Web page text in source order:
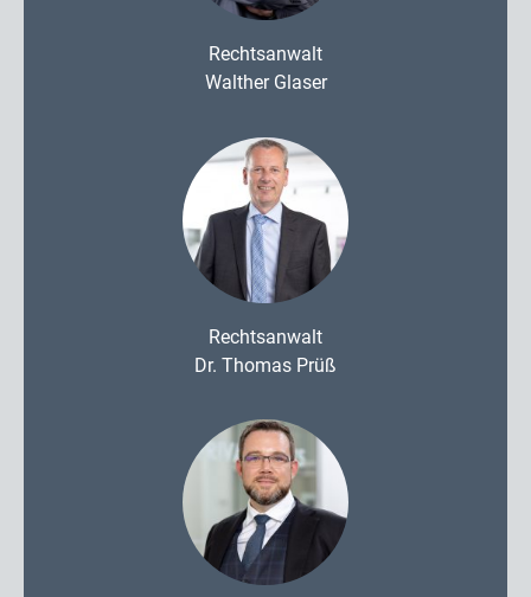
Rechtsanwalt
Walther Glaser
Rechtsanwalt
Dr. Thomas Prüß